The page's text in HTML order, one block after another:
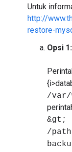
Untuk
http://
restore-
Opsi
/var/
&gt;
/